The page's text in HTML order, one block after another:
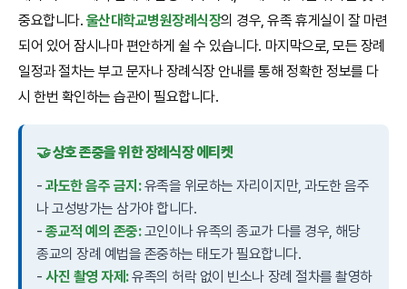
중요합니다. 울산대학교병원장례식장의 경우, 유족 휴게실이 잘 마련
되어 있어 잠시나마 편안하게 쉴 수 있습니다. 마지막으로, 모든 장례
일정과 절차는 부고 문자나 장례식장 안내를 통해 정확한 정보를 다
시 한번 확인하는 습관이 필요합니다.
🤝 상호 존중을 위한 장례식장 에티켓
-과도한 음주 금지:유족을 위로하는 자리이지만, 과도한 음주
나 고성방가는 삼가야 합니다.
-종교적 예의 존중:고인이나 유족의 종교가 다를 경우, 해당
종교의 장례 예법을 존중하는 태도가 필요합니다.
-사진 촬영 자제:유족의 허락 없이 빈소나 장례 절차를 촬영하